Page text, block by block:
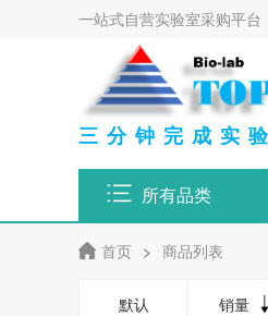
一站式自营实验室采购平台
三分钟完成实
所有品类
首页 > 商品列表
默认 销量